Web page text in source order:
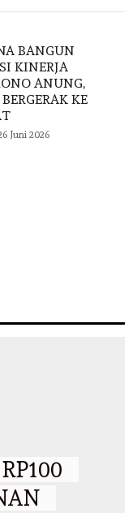
BANGUN
KINERJA
ANUNG,
KE
Juni 2026